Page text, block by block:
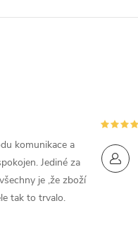
komunikace a
Jediné za
je ,že zboží
tak to trvalo.